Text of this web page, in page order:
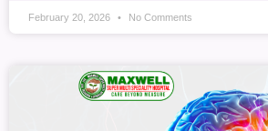
February 20, 2026 No Comments